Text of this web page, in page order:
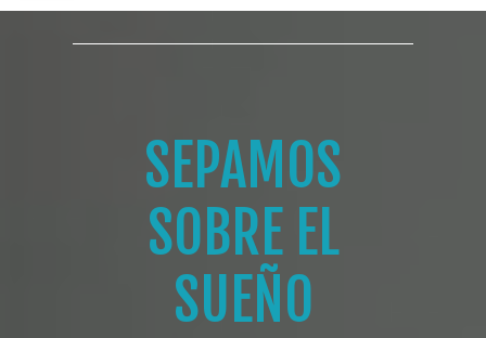
SEPAMOS
SOBRE EL
SUEÑO